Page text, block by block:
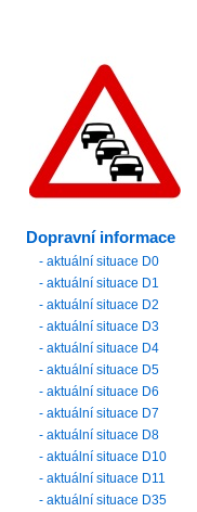
Dopravní informace
- aktuální situace D0
- aktuální situace D1
- aktuální situace D2
- aktuální situace D3
- aktuální situace D4
- aktuální situace D5
- aktuální situace D6
- aktuální situace D7
- aktuální situace D8
- aktuální situace D10
- aktuální situace D11
- aktuální situace D35